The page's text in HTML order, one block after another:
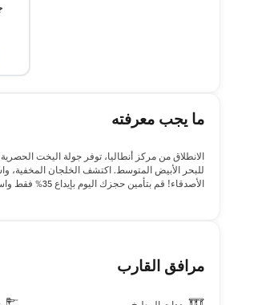
ما يجب معرفته
للبحر الأبيض المتوسط. اكتشف الخلجان المخفية،
الأصدقاء! قم بتأمين حجزك اليوم بإيداع 35% فقط واستعد لرحلة غير عادية في البحر.
مرافق القارب